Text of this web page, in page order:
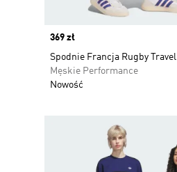
Price
369 zł
Spodnie Francja Rugby Travel
Męskie Performance
Nowość